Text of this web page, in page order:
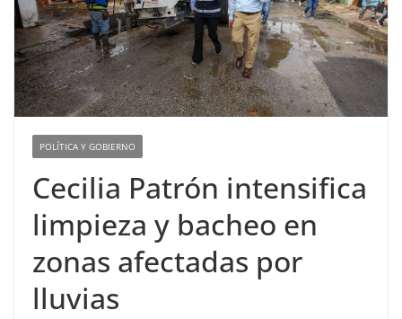
POLÍTICA Y GOBIERNO
Cecilia Patrón intensifica
limpieza y bacheo en
zonas afectadas por
lluvias